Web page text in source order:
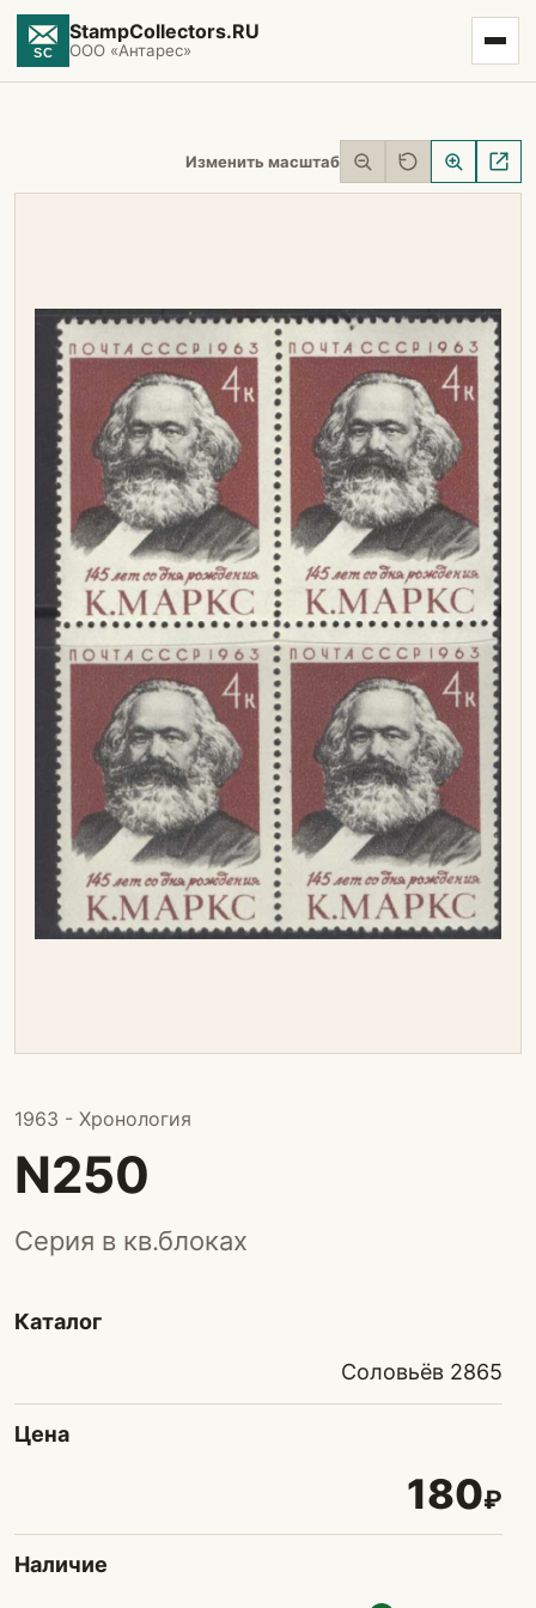
StampCollectors.RU
ООО «Антарес»
Изменить масштаб
1963 - Хронология
N250
Серия в кв.блоках
Каталог
Соловьёв 2865
Цена
180₽
Наличие